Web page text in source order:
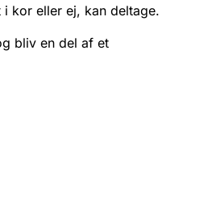
kor eller ej, kan deltage.
bliv en del af et